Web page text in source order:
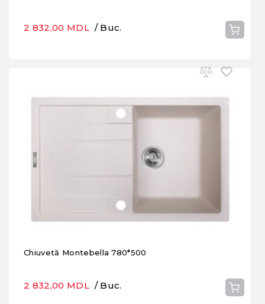
2 832,00 MDL / Buc.
Chiuvetă Montebella 780*500
2 832,00 MDL / Buc.